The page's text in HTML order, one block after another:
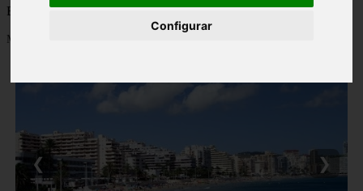
Configurar
Blog sobre la Patagonia en particular y sobre turismo en general
Mostrando 1 - 24 de 477 artículos
❮ ❯